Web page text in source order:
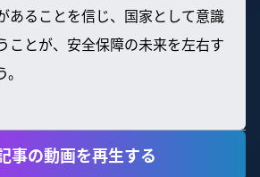
あることを信じ、国家として意識
ことが、安全保障の未来を左右す
事の動画を再生する